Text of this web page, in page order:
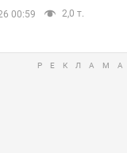
00:59 2,0 т.